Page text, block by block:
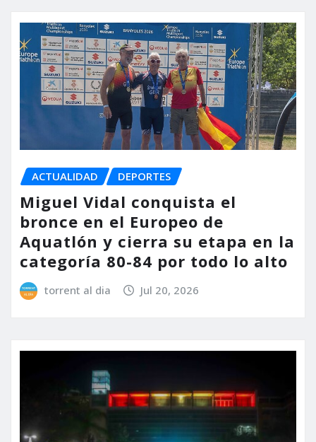
ACTUALIDAD DEPORTES
Miguel Vidal conquista el
bronce en el Europeo de
Aquatlón y cierra su etapa en la
categoría 80-84 por todo lo alto
torrent al dia Jul 20, 2026